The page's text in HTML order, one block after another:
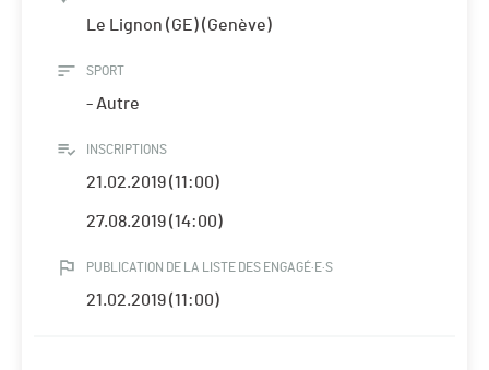
Le Lignon (GE) (Genève)
SPORT
- Autre
INSCRIPTIONS
21.02.2019 (11:00)
27.08.2019 (14:00)
PUBLICATION DE LA LISTE DES ENGAGÉ·E·S
21.02.2019 (11:00)